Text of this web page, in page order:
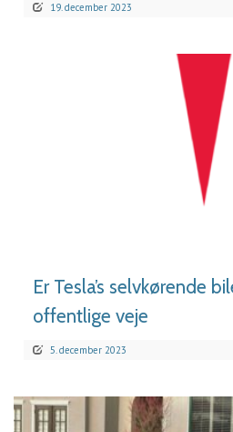
19. december 2023
Er Tesla’s selvkørende
offentlige veje
5. december 2023